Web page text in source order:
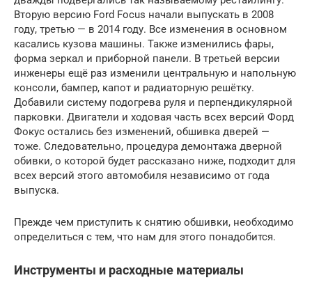
Вторую версию Ford Focus начали выпускать в 2008
году, третью — в 2014 году. Все изменения в основном
касались кузова машины. Также изменились фары,
форма зеркал и приборной панели. В третьей версии
инженеры ещё раз изменили центральную и напольную
консоли, бампер, капот и радиаторную решётку.
Добавили систему подогрева руля и перпендикулярной
парковки. Двигатели и ходовая часть всех версий Форд
Фокус остались без изменений, обшивка дверей —
тоже. Следовательно, процедура демонтажа дверной
обивки, о которой будет рассказано ниже, подходит для
всех версий этого автомобиля независимо от года
выпуска.
Прежде чем приступить к снятию обшивки, необходимо
определиться с тем, что нам для этого понадобится.
Инструменты и расходные материалы